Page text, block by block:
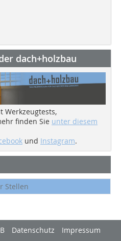
dach+holzbau
Werkzeugtests,
finden Sie unter diesem
und Instagram.
Stellen
Datenschutz
Impressum